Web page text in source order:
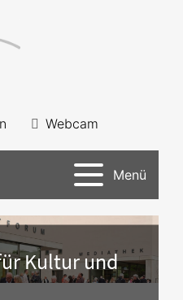
Webcam
Menü
Kultur und